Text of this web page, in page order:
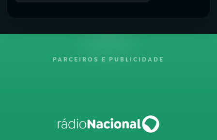
PARCEIROS E PUBLICIDADE